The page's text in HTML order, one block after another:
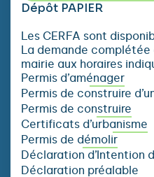
Dépôt PAPIER
Les CERFA sont
La demande
mairie aux horaires
Permis d’aménager
Permis de construire
Permis de construire
Certificats d’urbanisme
Permis de démolir
Déclaration d’Intention
Déclaration préalable